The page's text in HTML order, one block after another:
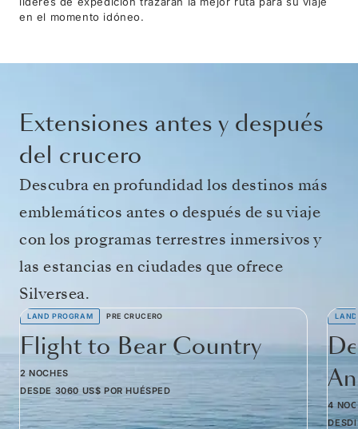
en el momento idóneo.
Extensiones antes y después
del crucero
Descubra en profundidad los destinos más
emblemáticos antes o después de su viaje
con los programas terrestres inmersivos y
las estancias en ciudades que ofrece
Silversea.
LAND PROGRAM PRE CRUCERO
Flight to Bear Country
2 NOCHES
DESDE 3060 US$ POR HUÉSPED
4